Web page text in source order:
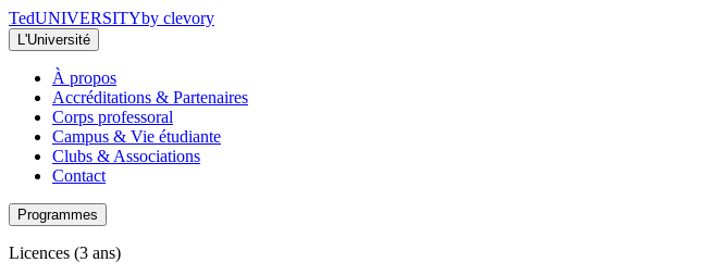
TedUNIVERSITYby clevory
L'Université
À propos
Accréditations & Partenaires
Corps professoral
Campus & Vie étudiante
Clubs & Associations
Contact
Programmes
Licences (3 ans)